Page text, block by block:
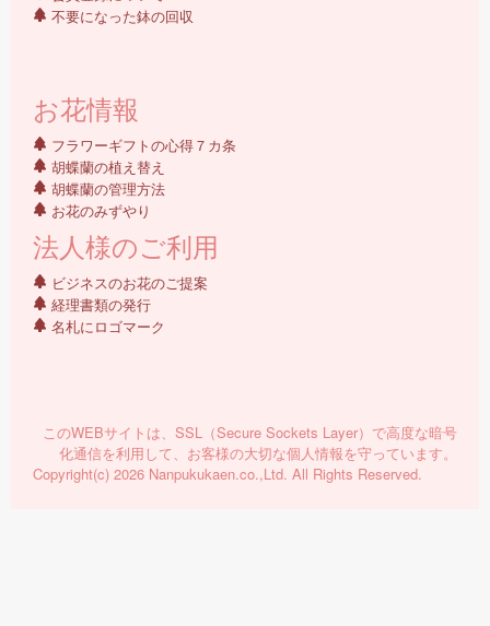
不要になった鉢の回収
お花情報
フラワーギフトの心得７カ条
胡蝶蘭の植え替え
胡蝶蘭の管理方法
お花のみずやり
法人様のご利用
ビジネスのお花のご提案
経理書類の発行
名札にロゴマーク
このWEBサイトは、SSL（Secure Sockets Layer）で高度な暗号
化通信を利用して、お客様の大切な個人情報を守っています。
Copyright(c) 2026 Nanpukukaen.co.,Ltd. All Rights Reserved.